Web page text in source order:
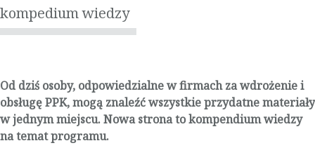
kompedium wiedzy
Od dziś osoby, odpowiedzialne w firmach za wdrożenie i
obsługę PPK, mogą znaleźć wszystkie przydatne materiały
w jednym miejscu. Nowa strona to kompendium wiedzy
na temat programu.